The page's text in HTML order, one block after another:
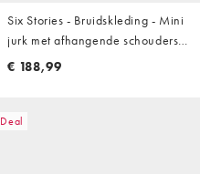
Six Stories - Bruidskleding - Mini
jurk met afhangende schouders
en kanten mouwen in wit
€ 188,99
Deal